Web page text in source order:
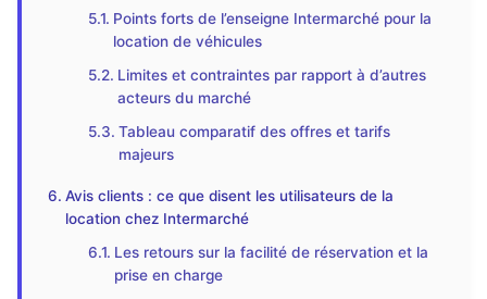
Points forts de l’enseigne Intermarché pour la
location de véhicules
Limites et contraintes par rapport à d’autres
acteurs du marché
Tableau comparatif des offres et tarifs
majeurs
Avis clients : ce que disent les utilisateurs de la
location chez Intermarché
Les retours sur la facilité de réservation et la
prise en charge